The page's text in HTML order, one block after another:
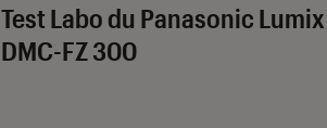
Test Labo du Panasonic Lumix
DMC-FZ 300